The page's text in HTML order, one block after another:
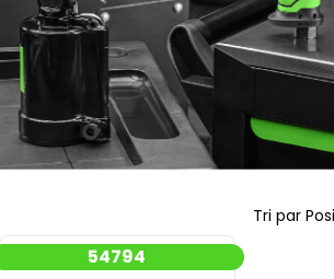
Tri par
54794